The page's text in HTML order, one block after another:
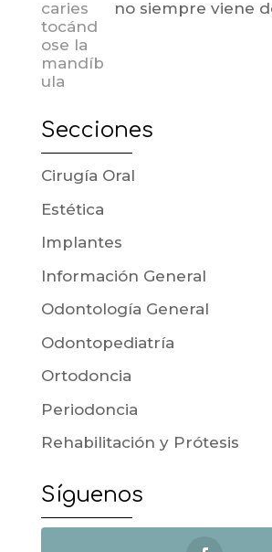
no siempre viene
Secciones
Cirugía Oral
Estética
Implantes
Información General
Odontología General
Odontopediatría
Ortodoncia
Periodoncia
Rehabilitación y Prótesis
Síguenos